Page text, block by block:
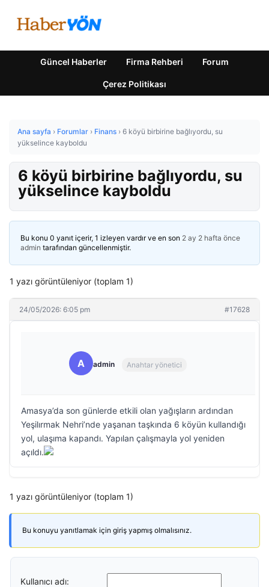
Güncel Haberler Firma Rehberi Forum
Çerez Politikası
Ana sayfa › Forumlar › Finans › 6 köyü birbirine bağlıyordu, su
yükselince kayboldu
6 köyü birbirine bağlıyordu, su
yükselince kayboldu
Bu konu 0 yanıt içerir, 1 izleyen vardır ve en son 2 ay 2 hafta önce
admin tarafından güncellenmiştir.
1 yazı görüntüleniyor (toplam 1)
24/05/2026: 6:05 pm #17628
A admin Anahtar yönetici
Amasya’da son günlerde etkili olan yağışların ardından
Yeşilırmak Nehri’nde yaşanan taşkında 6 köyün kullandığı
yol, ulaşıma kapandı. Yapılan çalışmayla yol yeniden
açıldı.
1 yazı görüntüleniyor (toplam 1)
Bu konuyu yanıtlamak için giriş yapmış olmalısınız.
Kullanıcı adı: